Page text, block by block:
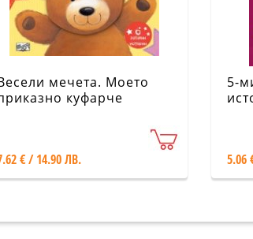
мечета. Моето
куфарче
€ / 14.90 ЛВ.
5-
5.06